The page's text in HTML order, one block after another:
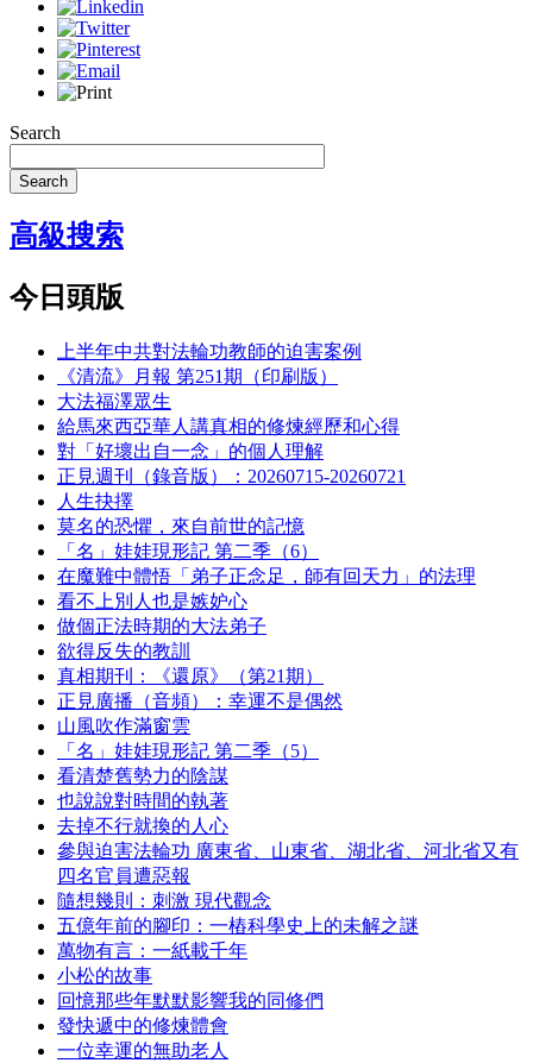
Search
Search
高級搜索
今日頭版
上半年中共對法輪功教師的迫害案例
《清流》月報 第251期（印刷版）
大法福澤眾生
給馬來西亞華人講真相的修煉經歷和心得
對「好壞出自一念」的個人理解
正見週刊（錄音版）：20260715-20260721
人生抉擇
莫名的恐懼，來自前世的記憶
「名」娃娃現形記 第二季（6）
在魔難中體悟「弟子正念足，師有回天力」的法理
看不上別人也是嫉妒心
做個正法時期的大法弟子
欲得反失的教訓
真相期刊：《還原》（第21期）
正見廣播（音頻）：幸運不是偶然
山風吹作滿窗雲
「名」娃娃現形記 第二季（5）
看清楚舊勢力的陰謀
也說說對時間的執著
去掉不行就換的人心
參與迫害法輪功 廣東省、山東省、湖北省、河北省又有
四名官員遭惡報
隨想幾則：刺激 現代觀念
五億年前的腳印：一樁科學史上的未解之謎
萬物有言：一紙載千年
小松的故事
回憶那些年默默影響我的同修們
發快遞中的修煉體會
一位幸運的無助老人